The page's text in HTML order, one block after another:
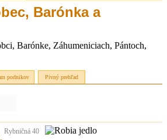
Barónka a
Barónke, Záhumeniciach, Pántoch,
podnikov Pivný prehľad
Rybničná 40